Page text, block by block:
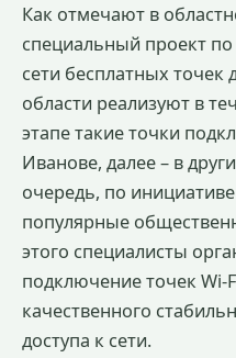
Как отмечают в
специальный проект
сети бесплатных точек
области реализуют в
этапе такие точки
Иванове, далее – в
очередь, по
популярные
этого специалисты
подключение точек Wi-
качественного
доступа к сети.